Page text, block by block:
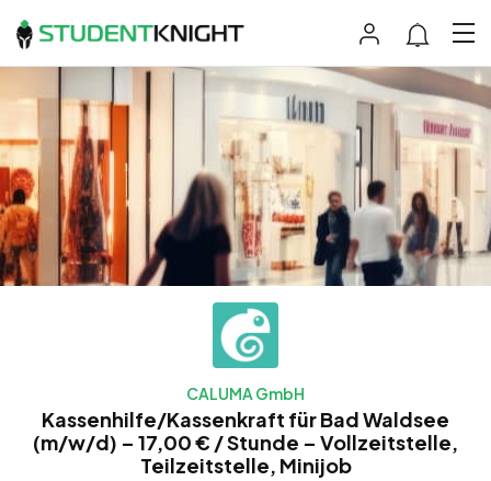
CALUMA GmbH
Kassenhilfe/Kassenkraft für Bad Waldsee
(m/w/d) – 17,00 € / Stunde – Vollzeitstelle,
Teilzeitstelle, Minijob